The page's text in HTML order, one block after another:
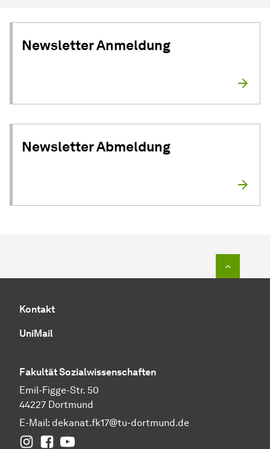
Newsletter Anmeldung
Newsletter Abmeldung
Kontakt
UniMail
FakultätSozial­wissen­schaften
Emil-Figge-Str. 50
44227 Dortmund
E-Mail: dekanat.fk17@tu-dortmund.de
InstagramFacebook
YouTube